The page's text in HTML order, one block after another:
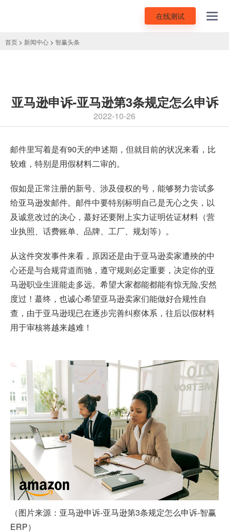
在线测试
首页 > 新闻中心 > 智赢头条
亚马逊申诉-亚马逊第3条规定怎么申诉
2022-10-26
邮件里写着是有90天的申述期，但就目前的状况来看，比
较难，特别是用假材料二审的。
假如是正常注册的新号、涉及侵权的号，能够努力尝试多
给亚马逊发邮件。邮件中要特别标明自己是无心之失，以
及诚意改过的决心，蕞好还要附上实力证明佐证材料（营
业执照、话费账单、品牌、工厂、规划等）。
从这件突发事件来看，原因还是由于亚马逊卖家遭殃的中
心还是与合规背道而驰，遵守规则必定重要，决定你的亚
马逊职业生涯能走多远。希望大家都能都能有惊无险,安然
度过！蕞终，也诚心希望亚马逊卖家们能做好合规性自
查，由于亚马逊现已在逐步完善纠察体系，往后以假材料
用于审核将越来越难！
（图片来源： 亚马逊申诉-亚马逊第3条规定怎么申诉-智赢
ERP）